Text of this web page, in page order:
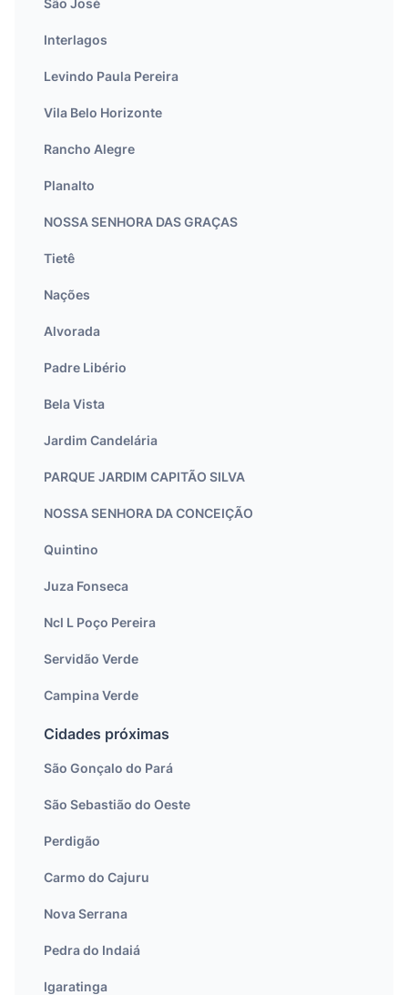
São José
Interlagos
Levindo Paula Pereira
Vila Belo Horizonte
Rancho Alegre
Planalto
NOSSA SENHORA DAS GRAÇAS
Tietê
Nações
Alvorada
Padre Libério
Bela Vista
Jardim Candelária
PARQUE JARDIM CAPITÃO SILVA
NOSSA SENHORA DA CONCEIÇÃO
Quintino
Juza Fonseca
Ncl L Poço Pereira
Servidão Verde
Campina Verde
Cidades próximas
São Gonçalo do Pará
São Sebastião do Oeste
Perdigão
Carmo do Cajuru
Nova Serrana
Pedra do Indaiá
Igaratinga